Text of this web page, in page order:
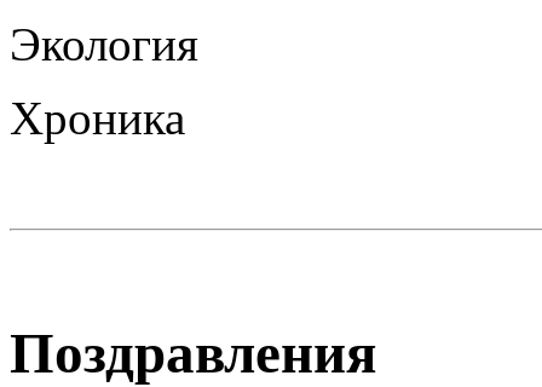
Экология
Хроника
Поздравления